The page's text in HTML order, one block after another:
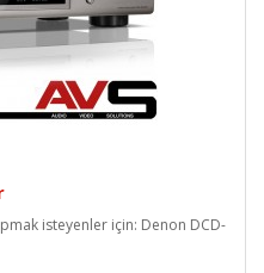
isteyenler için: Denon DCD-